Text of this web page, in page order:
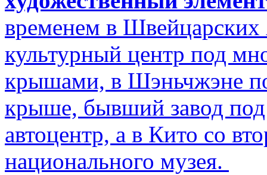
временем в Швейцарских
культурный центр под
крышами, в Шэньчжэне
крыше, бывший завод
автоцентр, а в Кито со
национального музея.